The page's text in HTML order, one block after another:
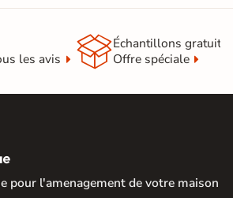
les avis
Échantillons gratuit
Offre spéciale
pour l'amenagement de votre maison